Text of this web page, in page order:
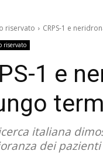
riservato CRPS-1 e
riservato
1 e
italiana
dei